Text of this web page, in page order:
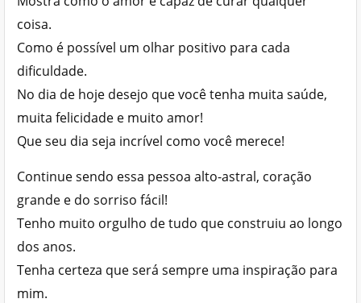
coisa.
Como é possível um olhar positivo para cada
dificuldade.
No dia de hoje desejo que você tenha muita saúde,
muita felicidade e muito amor!
Que seu dia seja incrível como você merece!
Continue sendo essa pessoa alto-astral, coração
grande e do sorriso fácil!
Tenho muito orgulho de tudo que construiu ao longo
dos anos.
Tenha certeza que será sempre uma inspiração para
mim.